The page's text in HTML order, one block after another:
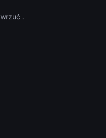
wrzuć .